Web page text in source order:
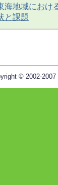
海地域におけ
と課題
© 2002-2007